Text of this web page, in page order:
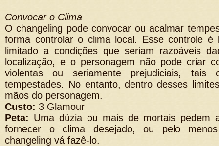
Convocar o Clima
O changeling pode convocar ou acalmar
forma controlar o clima local. Esse controle é
limitado a condições que seriam razoáveis
localização, e o personagem não pode criar
violentas ou seriamente prejudiciais, tais
tempestades. No entanto, dentro desses
mãos do personagem.
Custo: 3 Glamour
Peta: Uma dúzia ou mais de mortais pedem
fornecer o clima desejado, ou pelo
changeling vá fazê-lo.